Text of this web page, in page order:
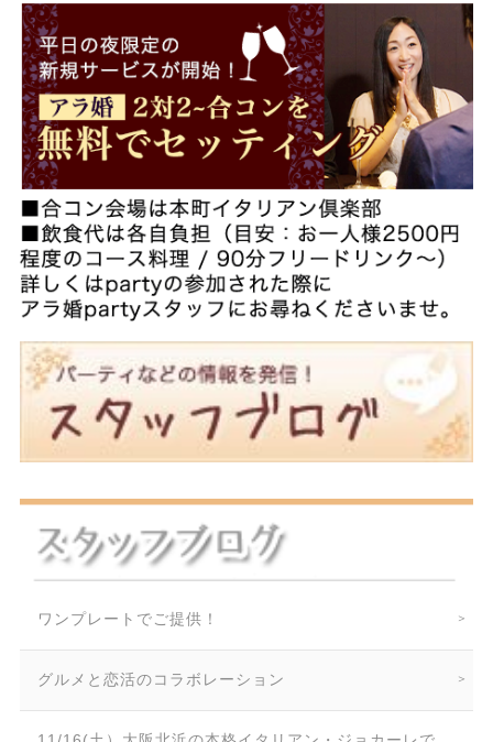
ワンプレートでご提供！
グルメと恋活のコラボレーション